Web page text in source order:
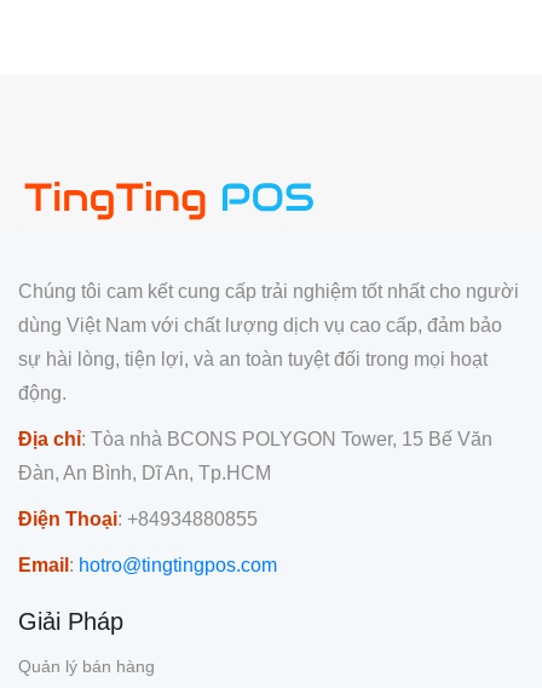
Chúng tôi cam kết cung cấp trải nghiệm tốt nhất cho người
dùng Việt Nam với chất lượng dịch vụ cao cấp, đảm bảo
sự hài lòng, tiện lợi, và an toàn tuyệt đối trong mọi hoạt
động.
Địa chỉ: Tòa nhà BCONS POLYGON Tower, 15 Bế Văn
Đàn, An Bình, Dĩ An, Tp.HCM
Điện Thoại: +84934880855
Email : hotro@tingtingpos.com
Giải Pháp
Quản lý bán hàng